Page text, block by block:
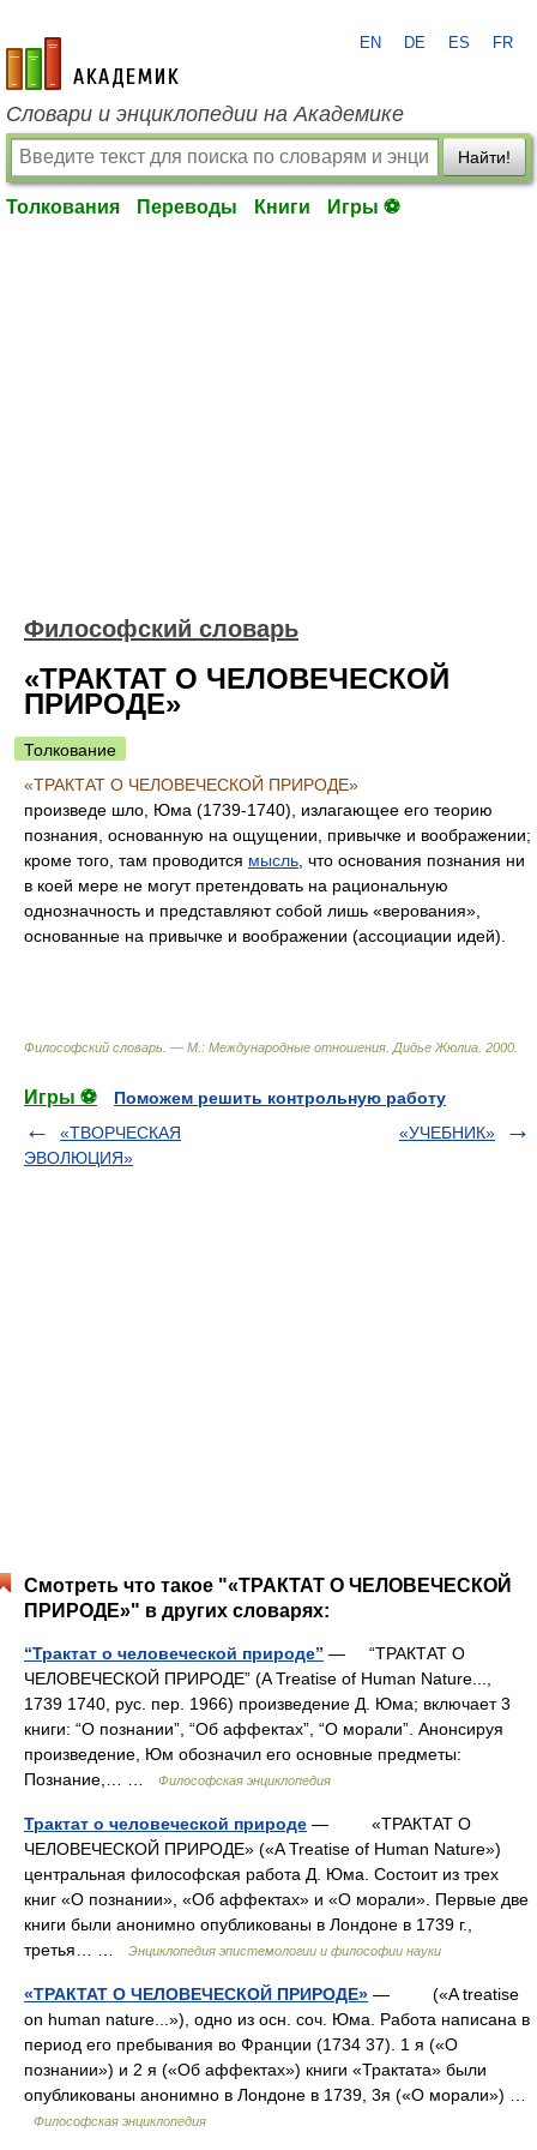
academic.ru
EN DE ES FR
Словари и энциклопедии на Академике
Найти!
Толкования Переводы Книги Игры ⚽
Философский словарь
«ТРАКТАТ О ЧЕЛОВЕЧЕСКОЙ
ПРИРОДЕ»
Толкование
«ТРАКТАТ О ЧЕЛОВЕЧЕСКОЙ ПРИРОДЕ»
произведе шло, Юма (1739-1740), излагающее его теорию
познания, основанную на ощущении, привычке и воображении;
кроме того, там проводится мысль , что основания познания ни
в коей мере не могут претендовать на рациональную
однозначность и представляют собой лишь «верования»,
основанные на привычке и воображении (ассоциации идей).
Философский словарь. — М.: Международные отношения Дидье Жюлиа 2000
Игры ⚽
Поможем решить контрольную работу
«ТВОРЧЕСКАЯ
ЭВОЛЮЦИЯ»
«УЧЕБНИК»
Смотреть что такое "«ТРАКТАТ О ЧЕЛОВЕЧЕСКОЙ
ПРИРОДЕ»" в других словарях:
“Трактат о человеческой природе” — “ТРАКТАТ О
ЧЕЛОВЕЧЕСКОЙ ПРИРОДЕ” (A Treatise of Human Nature...,
1739 1740, рус. пер. 1966) произведение Д. Юма; включает 3
книги: “О познании”, “Об аффектах”, “О морали”. Анонсируя
произведение, Юм обозначил его основные предметы:
Познание,… …
Философская энциклопедия
Трактат о человеческой природе — «ТРАКТАТ О
ЧЕЛОВЕЧЕСКОЙ ПРИРОДЕ» («A Treatise of Human Nature»)
центральная философская работа Д. Юма. Состоит из трех
книг «О познании», «Об аффектах» и «О морали». Первые две
книги были анонимно опубликованы в Лондоне в 1739 г.,
третья… …
Энциклопедия эпистемологии и философии науки
«ТРАКТАТ О ЧЕЛОВЕЧЕСКОЙ ПРИРОДЕ» — («A treatise
on human nature...»), одно из осн. соч. Юма. Работа написана в
период его пребывания во Франции (1734 37). 1 я («О
познании») и 2 я («Об аффектах») книги «Трактата» были
опубликованы анонимно в Лондоне в 1739, 3я («О морали») …
Философская энциклопедия